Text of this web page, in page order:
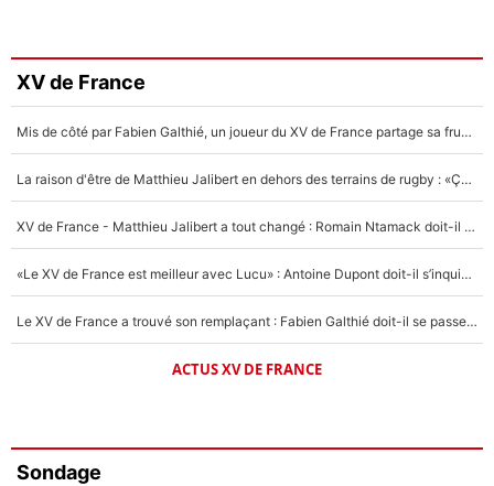
XV de France
Mis de côté par Fabien Galthié, un joueur du XV de France partage sa frustration : «ils ne me l’ont pas dit tout de suite»
La raison d'être de Matthieu Jalibert en dehors des terrains de rugby : «Ça m'atteint autant que si tu touches à un membre de ma famille»
XV de France - Matthieu Jalibert a tout changé : Romain Ntamack doit-il s’inquiéter pour sa place à un an de la Coupe du monde ?
«Le XV de France est meilleur avec Lucu» : Antoine Dupont doit-il s’inquiéter pour sa place ?
Le XV de France a trouvé son remplaçant : Fabien Galthié doit-il se passer d'Antoine Dupont ?
ACTUS XV DE FRANCE
Sondage